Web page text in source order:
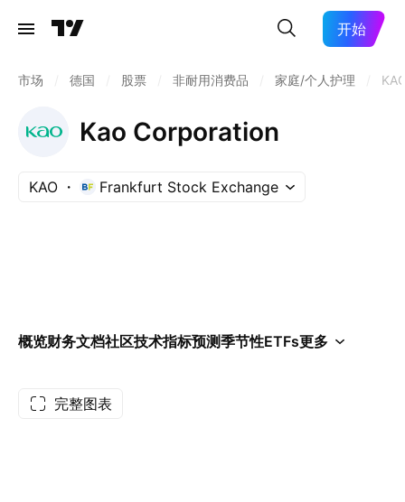
开始
市场 德国 股票 非耐用消费品 家庭/个人护理
Kao Corporation
KAO Frankfurt Stock Exchange
概览财务文档社区技术指标预测季节性ETFs更多
完整图表